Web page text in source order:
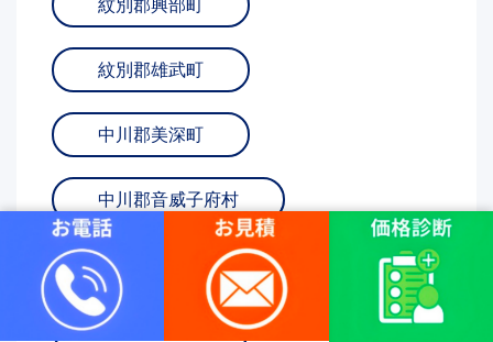
紋別郡興部町
紋別郡雄武町
中川郡美深町
中川郡音威子府村
中川郡中川町
天塩郡幌延町